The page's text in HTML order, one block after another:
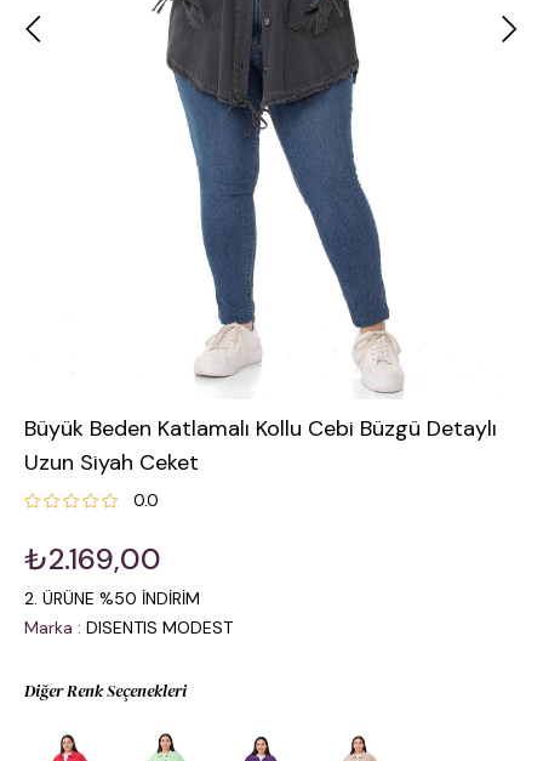
Büyük Beden Katlamalı Kollu Cebi Büzgü Detaylı
Uzun Siyah Ceket
0.0
₺2.169,00
2. ÜRÜNE %50 İNDİRİM
Marka : DISENTIS MODEST
Diğer Renk Seçenekleri